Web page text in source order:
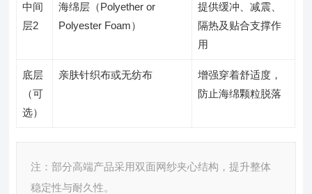
中间
层2
海绵层（Polyether or
Polyester Foam）
提供缓冲、减震、
隔热及贴合支撑作
用
底层
（可
选）
亲肤针织布或无纺布
增强穿着舒适度，
防止海绵颗粒脱落
注：部分高端产品采用双面网纱夹心结构，提升整体
稳定性与耐久性。